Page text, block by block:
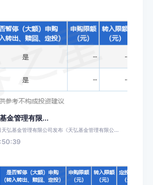
金管理有限...
弘基金管理有限公司发布《天弘基金管理有限公...